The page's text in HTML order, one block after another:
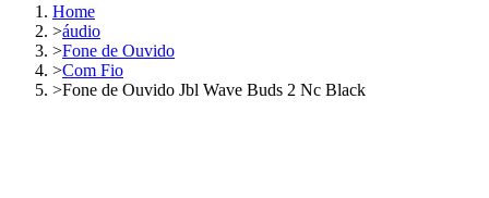
Home
>áudio
>Fone de Ouvido
>Com Fio
>Fone de Ouvido Jbl Wave Buds 2 Nc Black